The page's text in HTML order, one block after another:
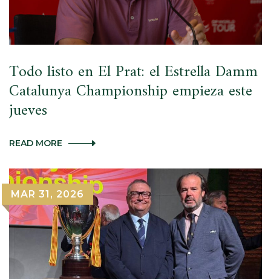
EL
PRAT
Todo listo en El Prat: el Estrella Damm
Catalunya Championship empieza este
jueves
READ MORE TODO
EL
PRAT:
EL
ESTRELLA
DAMM
CATALUNYA
CHAMPIONSHIP
EMPIEZA
ESTE
JUEVES
MAR 31, 2026